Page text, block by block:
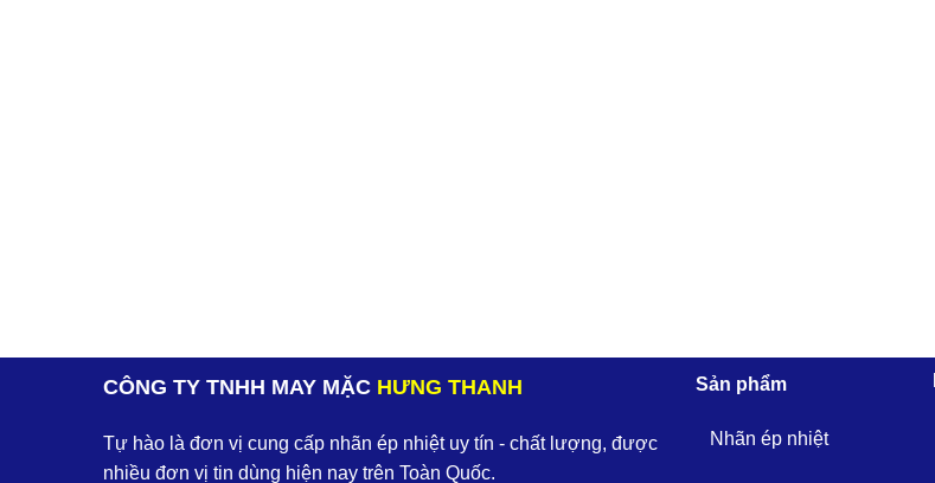
CÔNG TY TNHH MAY MẶC HƯNG THANH
Tự hào là đơn vị cung cấp nhãn ép nhiệt uy tín - chất lượng, được
nhiều đơn vị tin dùng hiện nay trên Toàn Quốc.
Sản phẩm
Nhãn ép nhiệt